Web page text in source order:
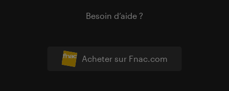
Acheter sur Fnac.com
Besoin d’aide ?